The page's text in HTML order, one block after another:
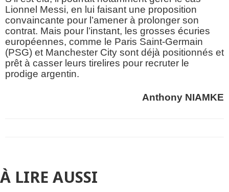
Lionnel Messi, en lui faisant une proposition
convaincante pour l’amener à prolonger son
contrat. Mais pour l’instant, les grosses écuries
européennes, comme le Paris Saint-Germain
(PSG) et Manchester City sont déjà positionnés et
prêt à casser leurs tirelires pour recruter le
prodige argentin.
Anthony NIAMKE
À LIRE AUSSI